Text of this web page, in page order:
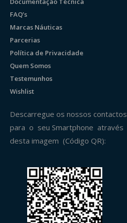
FAQ’s
Marcas Náuticas
Parcerias
Política de Privacidade
Quem Somos
Testemunhos
Wishlist
Descarregue os nossos contactos
para o seu Smartphone através
desta imagem (Código QR):